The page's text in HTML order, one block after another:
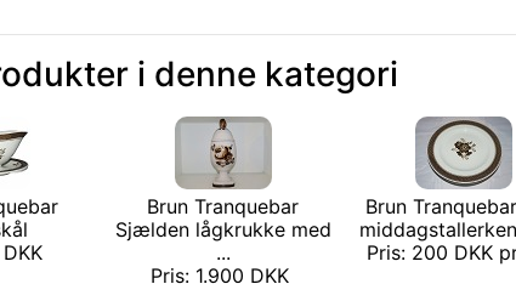
i denne kategori
Brun Tranquebar
Sjælden lågkrukke med
...
Pris: 1.900 DKK
Brun
Pris: 200 DKK